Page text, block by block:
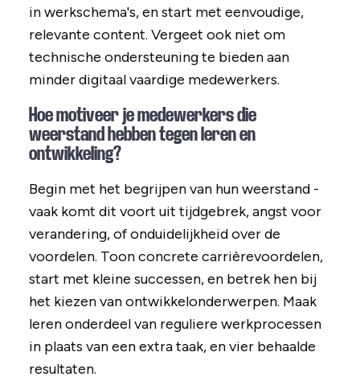
in werkschema's, en start met eenvoudige,
relevante content. Vergeet ook niet om
technische ondersteuning te bieden aan
minder digitaal vaardige medewerkers.
Hoe motiveer je medewerkers die
weerstand hebben tegen leren en
ontwikkeling?
Begin met het begrijpen van hun weerstand -
vaak komt dit voort uit tijdgebrek, angst voor
verandering, of onduidelijkheid over de
voordelen. Toon concrete carrièrevoordelen,
start met kleine successen, en betrek hen bij
het kiezen van ontwikkelonderwerpen. Maak
leren onderdeel van reguliere werkprocessen
in plaats van een extra taak, en vier behaalde
resultaten.